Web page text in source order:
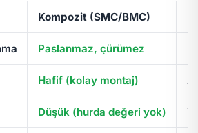
Kompozit (SMC/BMC)
Paslanmaz, çürümez
Hafif (kolay montaj)
Düşük (hurda değeri yok)